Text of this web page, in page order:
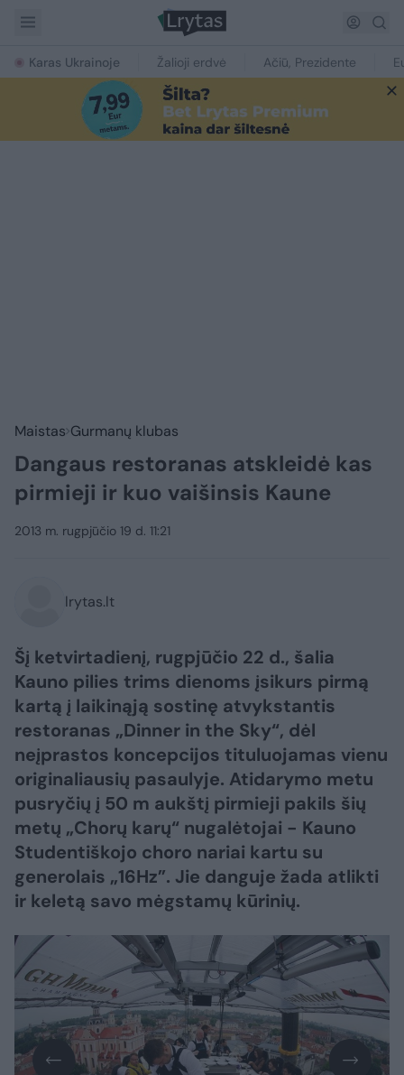
Karas Ukrainoje Žalioji erdvė Ačiū, Prezidente
Maistas Gurmanų klubas
Dangaus restoranas atskleidė kas
pirmieji ir kuo vaišinsis Kaune
2013 m. rugpjūčio 19 d. 11:21
lrytas.lt
Šį ketvirtadienį, rugpjūčio 22 d., šalia
Kauno pilies trims dienoms įsikurs pirmą
kartą į laikinąją sostinę atvykstantis
restoranas „Dinner in the Sky“, dėl
neįprastos koncepcijos tituluojamas vienu
originaliausių pasaulyje. Atidarymo metu
pusryčių į 50 m aukštį pirmieji pakils šių
metų „Chorų karų“ nugalėtojai - Kauno
Studentiškojo choro nariai kartu su
generolais „16Hz”. Jie danguje žada atlikti
ir keletą savo mėgstamų kūrinių.